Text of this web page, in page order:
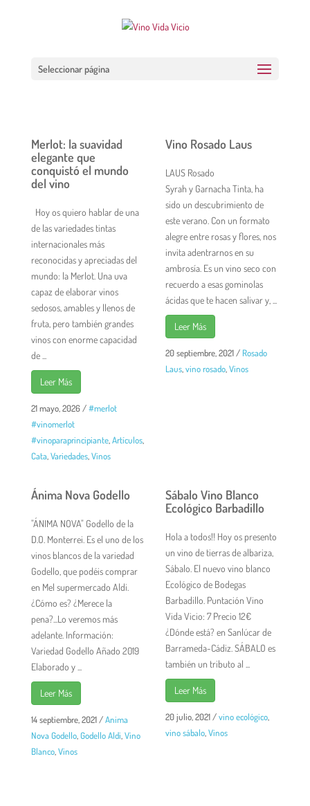
Seleccionar página
Merlot: la suavidad
elegante que
conquistó el mundo
del vino
Hoy os quiero hablar de una
de las variedades tintas
internacionales más
reconocidas y apreciadas del
mundo: la Merlot. Una uva
capaz de elaborar vinos
sedosos, amables y llenos de
fruta, pero también grandes
vinos con enorme capacidad
de ...
Leer Más
21 mayo, 2026/#merlot
#vinomerlot
#vinoparaprincipiante, Artículos,
Cata Variedades, Vinos
Vino Rosado Laus
LAUS Rosado
Syrah y Garnacha Tinta, ha
sido un descubrimiento de
este verano. Con un formato
alegre entre rosas y flores, nos
invita adentrarnos en su
ambrosía. Es un vino seco con
recuerdo a esas gominolas
ácidas que te hacen salivar y, ...
Leer Más
20 septiembre, 2021/ Rosado
Laus, vino rosado, Vinos
Ánima Nova Godello
"ÁNIMA NOVA" Godello de la
D.O. Monterrei. Es el uno de los
vinos blancos de la variedad
Godello, que podéis comprar
en Mel supermercado Aldi.
¿Cómo es? ¿Merece la
pena?...Lo veremos más
adelante. Información:
Variedad Godello Añado 2019
Elaborado y ...
Leer Más
14 septiembre, 2021/Anima
Nova Godello, Godello Aldi Vino
Blanco, Vinos
Sábalo Vino Blanco
Ecológico Barbadillo
Hola a todos!! Hoy os presento
un vino de tierras de albariza,
Sábalo. El nuevo vino blanco
Ecológico de Bodegas
Barbadillo. Puntación Vino
Vida Vicio: 7 Precio 12€
¿Dónde está? en Sanlúcar de
Barrameda-Cádiz. SÁBALO es
también un tributo al ...
Leer Más
20 julio, 2021/vino ecológico,
vino sábalo, Vinos